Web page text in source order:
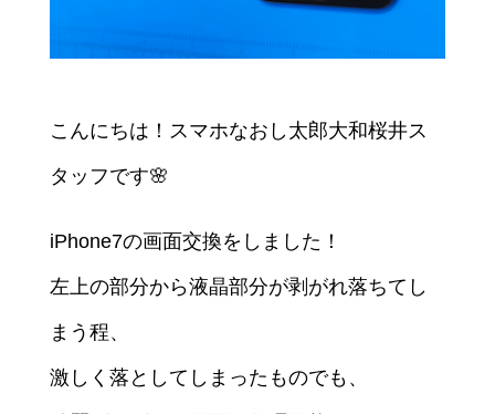
こんにちは！スマホなおし太郎大和桜井ス
タッフです🌸
iPhone7の画面交換をしました！
左上の部分から液晶部分が剥がれ落ちてし
まう程、
激しく落としてしまったものでも、